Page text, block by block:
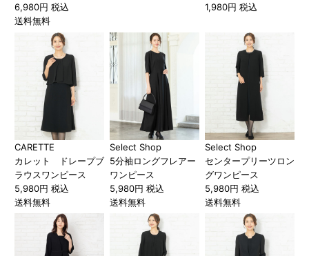
6,980円 税込
送料無料
1,980円 税込
CARETTE
カレット ドレープブ
ラウスワンピース
5,980円 税込
送料無料
Select Shop
5分袖ロングフレアー
ワンピース
5,980円 税込
送料無料
Select Shop
センタープリーツロン
グワンピース
5,980円 税込
送料無料